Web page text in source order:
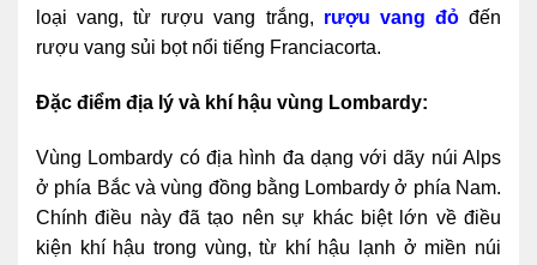
loại vang, từ rượu vang trắng, rượu vang đỏđến
rượu vang sủi bọt nổi tiếng Franciacorta.
Đặc điểm địa lý và khí hậu vùng Lombardy:
Vùng Lombardy có địa hình đa dạng với dãy núi Alps
ở phía Bắc và vùng đồng bằng Lombardy ở phía Nam.
Chính điều này đã tạo nên sự khác biệt lớn về điều
kiện khí hậu trong vùng, từ khí hậu lạnh ở miền núi